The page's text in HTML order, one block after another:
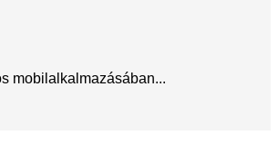
mobilalkalmazásában...